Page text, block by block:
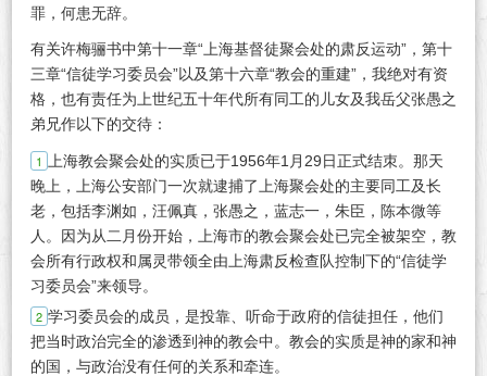
罪，何患无辞。
有关许梅骊书中第十一章“上海基督徒聚会处的肃反运动”，第十
三章“信徒学习委员会”以及第十六章“教会的重建”，我绝对有资
格，也有责任为上世纪五十年代所有同工的儿女及我岳父张愚之
弟兄作以下的交待：
上海教会聚会处的实质已于1956年1月29日正式结朿。那天
晚上，上海公安部门一次就逮捕了上海聚会处的主要同工及长
老，包括李渊如，汪佩真，张愚之，蓝志一，朱臣，陈本微等
人。因为从二月份开始，上海市的教会聚会处已完全被架空，教
会所有行政权和属灵带领全由上海肃反检查队控制下的“信徒学
习委员会”来领导。
学习委员会的成员，是投靠、听命于政府的信徒担任，他们
把当时政治完全的渗透到神的教会中。教会的实质是神的家和神
的国，与政治没有任何的关系和牵连。